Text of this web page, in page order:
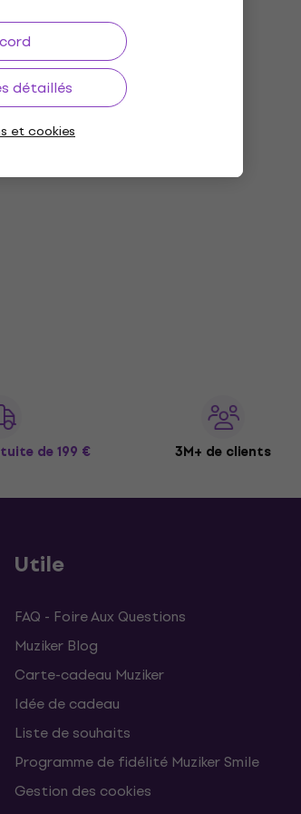
détaillés
et cookies
de 199 € 3M+ de clients
Utile
FAQ - Foire Aux Questions
Muziker Blog
Carte-cadeau Muziker
Idée de cadeau
Liste de souhaits
Programme de fidélité Muziker Smile
Gestion des cookies